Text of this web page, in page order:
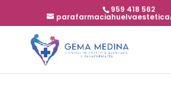
959 418 562